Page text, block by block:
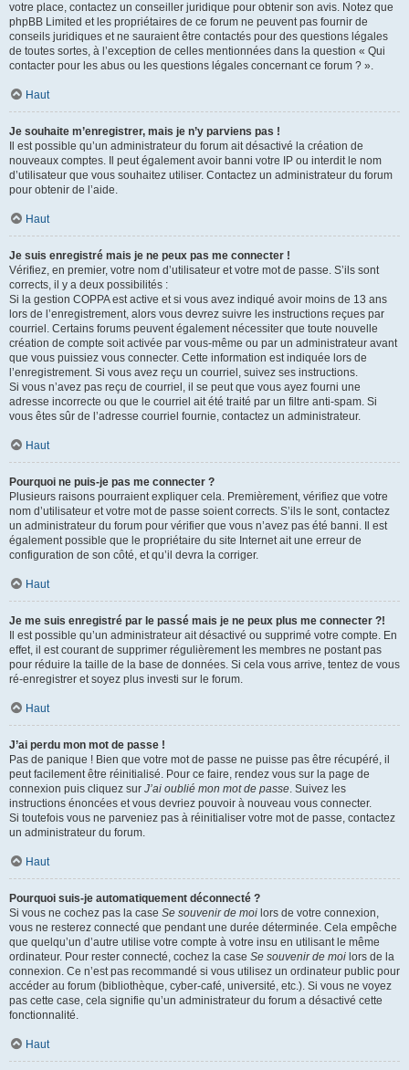
votre place, contactez un conseiller juridique pour obtenir son avis. Notez que
phpBB Limited et les propriétaires de ce forum ne peuvent pas fournir de
conseils juridiques et ne sauraient être contactés pour des questions légales
de toutes sortes, à l’exception de celles mentionnées dans la question « Qui
contacter pour les abus ou les questions légales concernant ce forum ? ».
Haut
Je souhaite m’enregistrer, mais je n’y parviens pas !
Il est possible qu’un administrateur du forum ait désactivé la création de
nouveaux comptes. Il peut également avoir banni votre IP ou interdit le nom
d’utilisateur que vous souhaitez utiliser. Contactez un administrateur du forum
pour obtenir de l’aide.
Haut
Je suis enregistré mais je ne peux pas me connecter !
Vérifiez, en premier, votre nom d’utilisateur et votre mot de passe. S’ils sont
corrects, il y a deux possibilités :
Si la gestion COPPA est active et si vous avez indiqué avoir moins de 13 ans
lors de l’enregistrement, alors vous devrez suivre les instructions reçues par
courriel. Certains forums peuvent également nécessiter que toute nouvelle
création de compte soit activée par vous-même ou par un administrateur avant
que vous puissiez vous connecter. Cette information est indiquée lors de
l’enregistrement. Si vous avez reçu un courriel, suivez ses instructions.
Si vous n’avez pas reçu de courriel, il se peut que vous ayez fourni une
adresse incorrecte ou que le courriel ait été traité par un filtre anti-spam. Si
vous êtes sûr de l’adresse courriel fournie, contactez un administrateur.
Haut
Pourquoi ne puis-je pas me connecter ?
Plusieurs raisons pourraient expliquer cela. Premièrement, vérifiez que votre
nom d’utilisateur et votre mot de passe soient corrects. S’ils le sont, contactez
un administrateur du forum pour vérifier que vous n’avez pas été banni. Il est
également possible que le propriétaire du site Internet ait une erreur de
configuration de son côté, et qu’il devra la corriger.
Haut
Je me suis enregistré par le passé mais je ne peux plus me connecter ?!
Il est possible qu’un administrateur ait désactivé ou supprimé votre compte. En
effet, il est courant de supprimer régulièrement les membres ne postant pas
pour réduire la taille de la base de données. Si cela vous arrive, tentez de vous
ré-enregistrer et soyez plus investi sur le forum.
Haut
J’ai perdu mon mot de passe !
Pas de panique ! Bien que votre mot de passe ne puisse pas être récupéré, il
peut facilement être réinitialisé. Pour ce faire, rendez vous sur la page de
connexion puis cliquez sur J’ai oublié mon mot de passe. Suivez les
instructions énoncées et vous devriez pouvoir à nouveau vous connecter.
Si toutefois vous ne parveniez pas à réinitialiser votre mot de passe, contactez
un administrateur du forum.
Haut
Pourquoi suis-je automatiquement déconnecté ?
Si vous ne cochez pas la case Se souvenir de moi lors de votre connexion,
vous ne resterez connecté que pendant une durée déterminée. Cela empêche
que quelqu’un d’autre utilise votre compte à votre insu en utilisant le même
ordinateur. Pour rester connecté, cochez la case Se souvenir de moi lors de la
connexion. Ce n’est pas recommandé si vous utilisez un ordinateur public pour
accéder au forum (bibliothèque, cyber-café, université, etc.). Si vous ne voyez
pas cette case, cela signifie qu’un administrateur du forum a désactivé cette
fonctionnalité.
Haut